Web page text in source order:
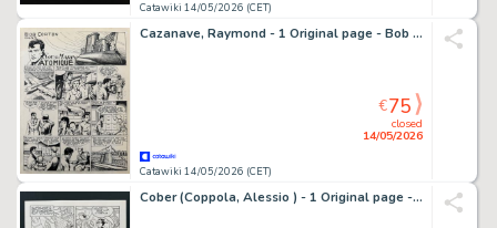
Catawiki 14/05/2026 (CET)
Cazanave, Raymond - 1 Original page - Bob Corton - Sous-marin atomique - 1960
Catawiki 14/05/2026 (CET)
closed
14/05/2026
€75
Cober (Coppola, Alessio ) - 1 Original page - Pif n°1150 - D'ArtaPif - 1991